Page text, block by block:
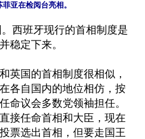
亚在检阅台亮相。
西班牙现行的首相制度是
稳定下来。
英国的首相制度很相似，
各自国内的地位相仿，按
命议会多数党领袖担任。
接任命首相和大臣，现在
票选出首相，但要走国王